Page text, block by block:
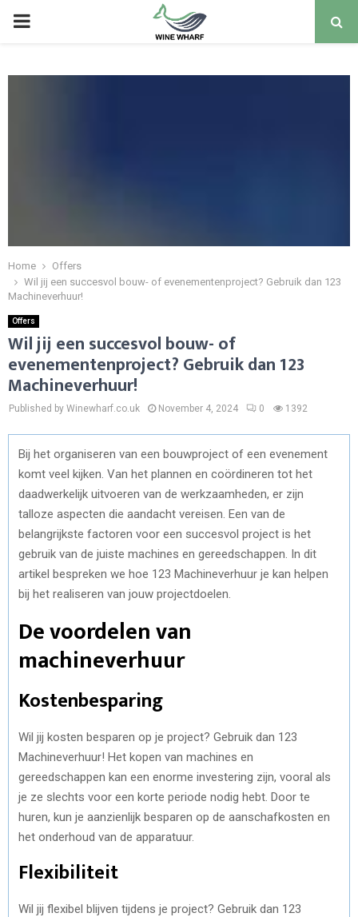
PRIMARY
Home
Offers
Wil jij een succesvol bouw- of evenementenproject? Gebruik dan 123
Machineverhuur!
Offers
Wil jij een succesvol bouw- of
evenementenproject? Gebruik dan 123
Machineverhuur!
Published by Winewharf.co.uk November 4, 2024 0 1392
Bij het organiseren van een bouwproject of een evenement
komt veel kijken. Van het plannen en coördineren tot het
daadwerkelijk uitvoeren van de werkzaamheden, er zijn
talloze aspecten die aandacht vereisen. Een van de
belangrijkste factoren voor een succesvol project is het
gebruik van de juiste machines en gereedschappen. In dit
artikel bespreken we hoe 123 Machineverhuur je kan helpen
bij het realiseren van jouw projectdoelen.
De voordelen van
machineverhuur
Kostenbesparing
Wil jij kosten besparen op je project? Gebruik dan 123
Machineverhuur! Het kopen van machines en
gereedschappen kan een enorme investering zijn, vooral als
je ze slechts voor een korte periode nodig hebt. Door te
huren, kun je aanzienlijk besparen op de aanschafkosten en
het onderhoud van de apparatuur.
Flexibiliteit
Wil jij flexibel blijven tijdens je project? Gebruik dan 123